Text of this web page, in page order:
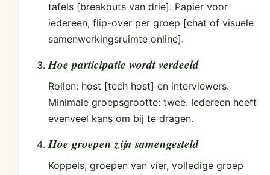
tafels [breakouts van drie]. Papier voor
iedereen, flip-over per groep [chat of visuele
samenwerkingsruimte online].
Hoe participatie wordt verdeeld
Rollen: host [tech host] en interviewers.
Minimale groepsgrootte: twee. Iedereen heeft
evenveel kans om bij te dragen.
Hoe groepen zijn samengesteld
Koppels, groepen van vier, volledige groep